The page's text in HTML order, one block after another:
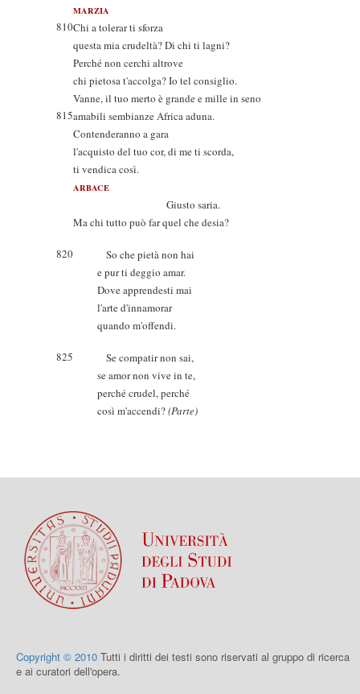
MARZIA
810Chi a tolerar ti sforza
questa mia crudeltà? Di chi ti lagni?
Perché non cerchi altrove
chi pietosa t'accolga? Io tel consiglio.
Vanne, il tuo merto è grande e mille in seno
815amabili sembianze Africa aduna.
Contenderanno a gara
l'acquisto del tuo cor, di me ti scorda,
ti vendica così.
ARBACE
Giusto saria.
Ma chi tutto può far quel che desia?
820
So che pietà non hai
e pur ti deggio amar.
Dove apprendesti mai
l'arte d'innamorar
quando m'offendi.
825
Se compatir non sai,
se amor non vive in te,
perché crudel, perché
così m'accendi?(Parte)
Copyright © 2010 Tutti i diritti dei testi sono riservati al gruppo di ricerca
e ai curatori dell'opera.